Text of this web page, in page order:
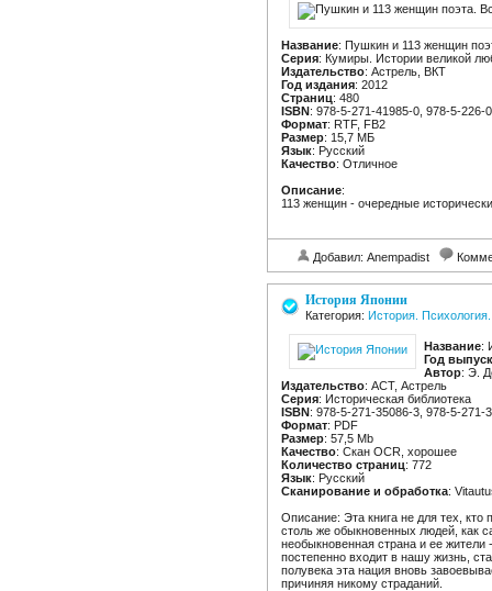
Название: Пушкин и 113 женщин
Серия: Кумиры. Истории великой
Издательство: Астрель, ВКТ
Год издания: 2012
Страниц: 480
ISBN: 978-5-271-41985-0, 978-5-226-
Формат: RTF, FB2
Размер: 15,7 МБ
Язык: Русский
Качество: Отличное
Описание:
113 женщин - очередные
Добавил: Anempadist
История Японии
Категория: История.
Название:
Год
Автор: Э.
Издательство: АСТ, Астрель
Серия: Историческая библиотека
ISBN: 978-5-271-35086-3, 978-5-271-
Формат: PDF
Размер: 57,5 Mb
Качество: Скан OCR, хорошее
Количество страниц: 772
Язык: Русский
Сканирование и обработка:
Описание: Эта книга не для тех,
столь же обыкновенных людей, как
необыкновенная страна и ее
постепенно входит в нашу жизнь,
полувека эта нация вновь
причиняя никому страданий.